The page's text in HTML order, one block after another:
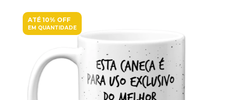
ATÉ 10% OFF
EM QUANTIDADE